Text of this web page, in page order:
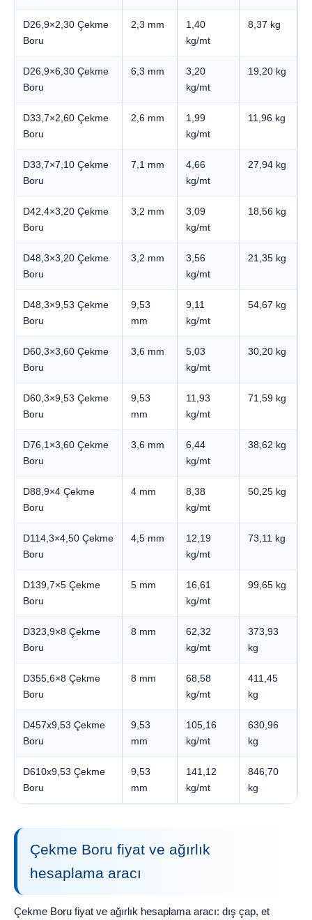
D26,9×2,30 Çekme
Boru
2,3 mm
1,40
kg/mt
8,37 kg
D26,9×6,30 Çekme
Boru
6,3 mm
3,20
kg/mt
19,20 kg
D33,7×2,60 Çekme
Boru
2,6 mm
1,99
kg/mt
11,96 kg
D33,7×7,10 Çekme
Boru
7,1 mm
4,66
kg/mt
27,94 kg
D42,4×3,20 Çekme
Boru
3,2 mm
3,09
kg/mt
18,56 kg
D48,3×3,20 Çekme
Boru
3,2 mm
3,56
kg/mt
21,35 kg
D48,3×9,53 Çekme
Boru
9,53
mm
9,11
kg/mt
54,67 kg
D60,3×3,60 Çekme
Boru
3,6 mm
5,03
kg/mt
30,20 kg
D60,3×9,53 Çekme
Boru
9,53
mm
11,93
kg/mt
71,59 kg
D76,1×3,60 Çekme
Boru
3,6 mm
6,44
kg/mt
38,62 kg
D88,9×4 Çekme
Boru
4 mm
8,38
kg/mt
50,25 kg
D114,3×4,50 Çekme
Boru
4,5 mm
12,19
kg/mt
73,11 kg
D139,7×5 Çekme
Boru
5 mm
16,61
kg/mt
99,65 kg
D323,9×8 Çekme
Boru
8 mm
62,32
kg/mt
373,93
kg
D355,6×8 Çekme
Boru
8 mm
68,58
kg/mt
411,45
kg
D457x9,53 Çekme
Boru
9,53
mm
105,16
kg/mt
630,96
kg
D610x9,53 Çekme
Boru
9,53
mm
141,12
kg/mt
846,70
kg
Çekme Boru fiyat ve ağırlık
hesaplama aracı
Çekme Boru fiyat ve ağırlık hesaplama aracı: dış çap, et